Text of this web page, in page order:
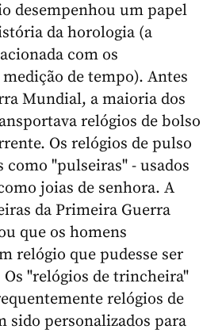
desempenhou um papel
da horologia (a
com os
de tempo). Antes
Mundial, a maioria dos
relógios de bolso
Os relógios de pulso
como "pulseiras" - usados
joias de senhora. A
da Primeira Guerra
que os homens
relógio que pudesse ser
"relógios de trincheira"
relógios de
sido personalizados para